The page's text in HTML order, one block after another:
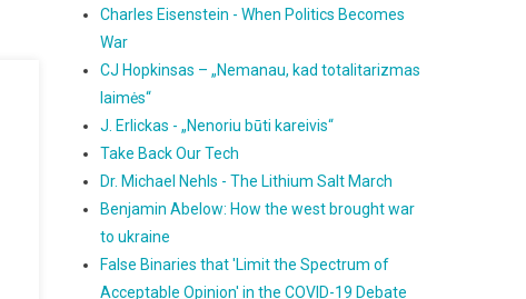
Charles Eisenstein - When Politics Becomes
War
CJ Hopkinsas – „Nemanau, kad totalitarizmas
laimės“
J. Erlickas - „Nenoriu būti kareivis“
Take Back Our Tech
Dr. Michael Nehls - The Lithium Salt March
Benjamin Abelow: How the west brought war
to ukraine
False Binaries that 'Limit the Spectrum of
Acceptable Opinion' in the COVID-19 Debate